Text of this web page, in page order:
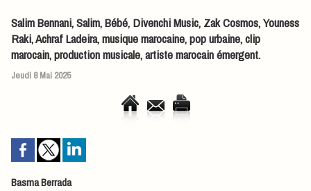
Salim Bennani, Salim, Bébé, Divenchi Music, Zak Cosmos, Youness
Raki, Achraf Ladeira, musique marocaine, pop urbaine, clip
marocain, production musicale, artiste marocain émergent.
Jeudi 8 Mai 2025
Basma Berrada